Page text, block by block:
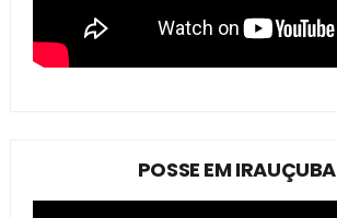
POSSE EM IRAUÇUBA